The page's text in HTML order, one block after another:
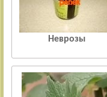
Неврозы